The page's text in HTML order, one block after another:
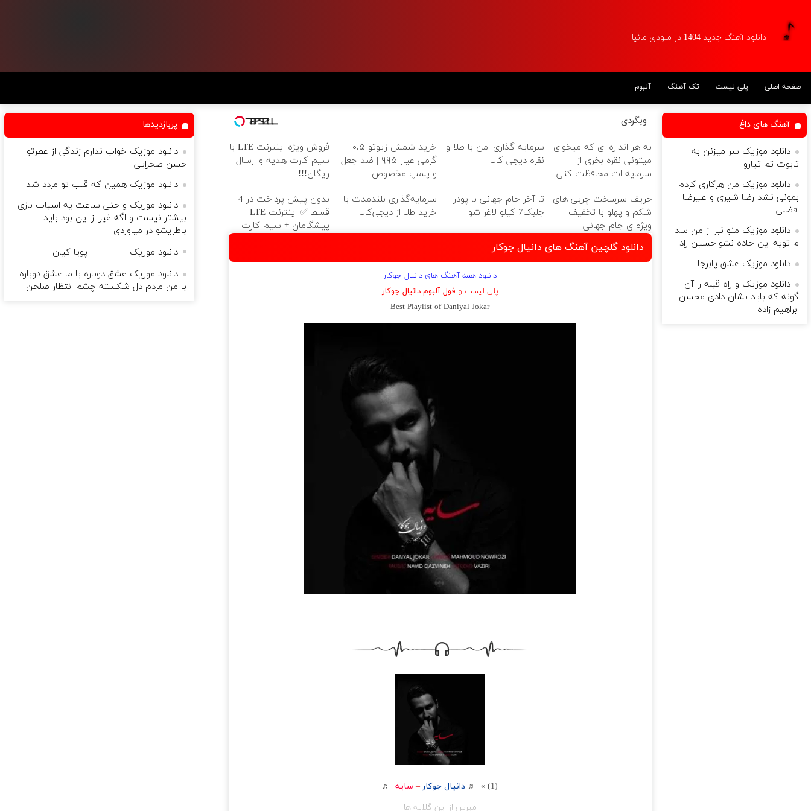
دانلود آهنگ جدید 1404 در ملودی مانیا
صفحه اصلی پلی لیست تک آهنگ آلبوم
وبگردی
به هر اندازه ای که میخوای
میتونی نقره بخری از
سرمایه ات محافظت کنی
سرمایه گذاری امن با طلا و
نقره دیجی کالا
خرید شمش زیوتو ۰.۵
گرمی عیار ۹۹۵ | ضد جعل
و پلمپ مخصوص
فروش ویژه اینترنت LTE با
سیم کارت هدیه و ارسال
رایگان!!!
حریف سرسخت چربی های
شکم و پهلو با تخفیف
ویژه ی جام جهانی
تا آخر جام جهانی با پودر
جلبک7 کیلو لاغر شو
سرمایه‌گذاری بلندمدت با
خرید طلا از دیجی‌کالا
بدون پیش پرداخت در 4
قسط ✅ اینترنت LTE
پیشگامان + سیم کارت
دانلود گلچین آهنگ های دانیال جوکار
دانلود همه آهنگ های دانیال جوکار
پلی لیست و فول آلبوم دانیال جوکار
Best Playlist of Daniyal Jokar
(1) » ♬ دانیال جوکار – سایه
♬
مپرس از این گلایه ها
آهنگ های داغ
دانلود موزیک سر میزنن به
تابوت تم تیارو
دانلود موزیک من هرکاری کردم
بمونی نشد رضا شیری و علیرضا
افضلی
دانلود موزیک منو نبر از من سد
م تویه این جاده نشو حسین راد
دانلود موزیک عشق پابرجا
دانلود موزیک و راه قبله را آن
گونه که باید نشان دادی محسن
ابراهیم زاده
پربازدیدها
دانلود موزیک خواب ندارم زندگی از عطرتو
حسن صحرایی
دانلود موزیک همین که قلب تو مردد شد
دانلود موزیک و حتی ساعت یه اسباب بازی
بیشتر نیست و اگه غیر از این بود باید
باطریشو در میاوردی
دانلود موزیک              پویا کیان
دانلود موزیک عشق دوباره با ما عشق دوباره
با من مردم دل شکسته چشم انتظار صلحن